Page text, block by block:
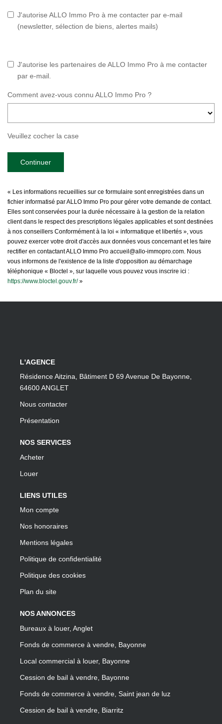
J'autorise ALLO Immo Pro à me contacter par e-mail
(newsletter, sélection de biens, alertes mails)
J'autorise les partenaires de ALLO Immo Pro à me contacter
par e-mail.
Comment avez-vous connu ALLO Immo Pro ?
Veuillez cocher la case
Continuer
« Les informations recueillies sur ce formulaire sont enregistrées dans un
fichier informatisé par ALLO Immo Pro pour gérer votre demande de contact.
Elles sont conservées pour la durée nécessaire à la gestion de la relation
client dans le respect des prescriptions légales applicables et sont destinées
à nos conseillers Conformément à la loi « informatique et libertés », vous
pouvez exercer votre droit d'accès aux données vous concernant et les faire
rectifier en contactant ALLO Immo Pro accueil@allo-immopro.com. Nous
vous informons de l'existence de la liste d'opposition au démarchage
téléphonique « Bloctel », sur laquelle vous pouvez vous inscrire ici :
https://www.bloctel.gouv.fr/»
L'AGENCE
Résidence Aitzina, Bâtiment D 69 Avenue De Bayonne,
64600 ANGLET
Nous contacter
Présentation
NOS SERVICES
Acheter
Louer
LIENS UTILES
Mon compte
Nos honoraires
Mentions légales
Politique de confidentialité
Politique des cookies
Plan du site
NOS ANNONCES
Bureaux à louer, Anglet
Fonds de commerce à vendre, Bayonne
Local commercial à louer, Bayonne
Cession de bail à vendre, Bayonne
Fonds de commerce à vendre, Saint jean de luz
Cession de bail à vendre, Biarritz